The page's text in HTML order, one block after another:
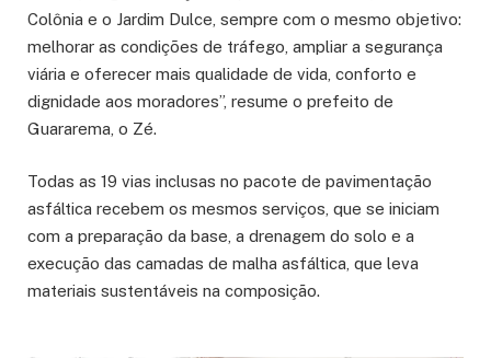
Colônia e o Jardim Dulce, sempre com o mesmo objetivo:
melhorar as condições de tráfego, ampliar a segurança
viária e oferecer mais qualidade de vida, conforto e
dignidade aos moradores”, resume o prefeito de
Guararema, o Zé.
Todas as 19 vias inclusas no pacote de pavimentação
asfáltica recebem os mesmos serviços, que se iniciam
com a preparação da base, a drenagem do solo e a
execução das camadas de malha asfáltica, que leva
materiais sustentáveis na composição.